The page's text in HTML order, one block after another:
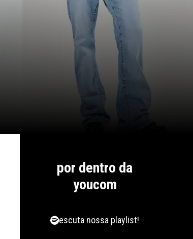
por dentro da
youcom
escuta nossa playlist!